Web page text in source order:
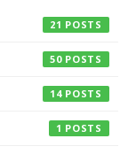
21
50
14
1